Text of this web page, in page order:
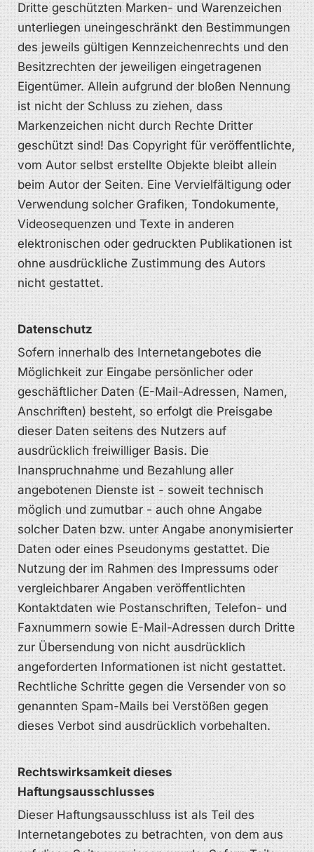
Dritte geschützten Marken- und Warenzeichen
unterliegen uneingeschränkt den Bestimmungen
des jeweils gültigen Kennzeichenrechts und den
Besitzrechten der jeweiligen eingetragenen
Eigentümer. Allein aufgrund der bloßen Nennung
ist nicht der Schluss zu ziehen, dass
Markenzeichen nicht durch Rechte Dritter
geschützt sind! Das Copyright für veröffentlichte,
vom Autor selbst erstellte Objekte bleibt allein
beim Autor der Seiten. Eine Vervielfältigung oder
Verwendung solcher Grafiken, Tondokumente,
Videosequenzen und Texte in anderen
elektronischen oder gedruckten Publikationen ist
ohne ausdrückliche Zustimmung des Autors
nicht gestattet.
Datenschutz
Sofern innerhalb des Internetangebotes die
Möglichkeit zur Eingabe persönlicher oder
geschäftlicher Daten (E-Mail-Adressen, Namen,
Anschriften) besteht, so erfolgt die Preisgabe
dieser Daten seitens des Nutzers auf
ausdrücklich freiwilliger Basis. Die
Inanspruchnahme und Bezahlung aller
angebotenen Dienste ist - soweit technisch
möglich und zumutbar - auch ohne Angabe
solcher Daten bzw. unter Angabe anonymisierter
Daten oder eines Pseudonyms gestattet. Die
Nutzung der im Rahmen des Impressums oder
vergleichbarer Angaben veröffentlichten
Kontaktdaten wie Postanschriften, Telefon- und
Faxnummern sowie E-Mail-Adressen durch Dritte
zur Übersendung von nicht ausdrücklich
angeforderten Informationen ist nicht gestattet.
Rechtliche Schritte gegen die Versender von so
genannten Spam-Mails bei Verstößen gegen
dieses Verbot sind ausdrücklich vorbehalten.
Rechtswirksamkeit dieses
Haftungsausschlusses
Dieser Haftungsausschluss ist als Teil des
Internetangebotes zu betrachten, von dem aus